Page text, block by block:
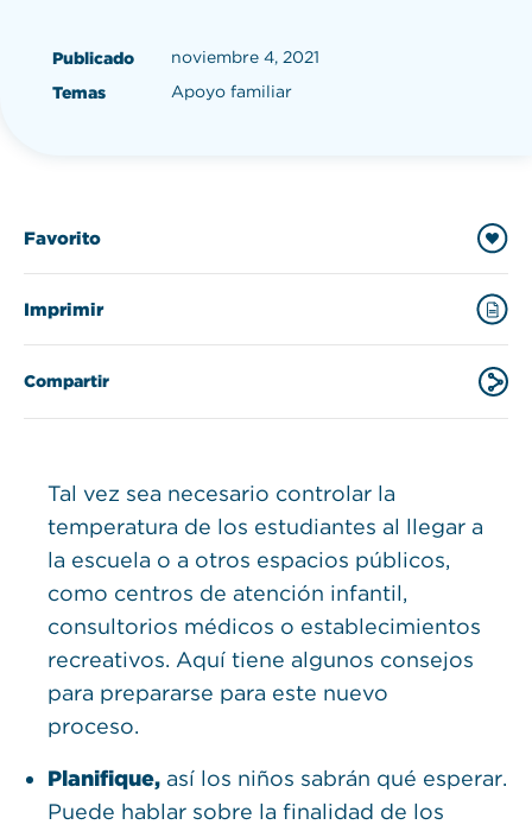
Publicado
noviembre 4, 2021
Temas
Apoyo familiar
Favorito
Imprimir
Compartir
Tal vez sea necesario controlar la
temperatura de los estudiantes al llegar a
la escuela o a otros espacios públicos,
como centros de atención infantil,
consultorios médicos o establecimientos
recreativos. Aquí tiene algunos consejos
para prepararse para este nuevo
proceso.
Planifique, así los niños sabrán qué esperar.
Puede hablar sobre la finalidad de los